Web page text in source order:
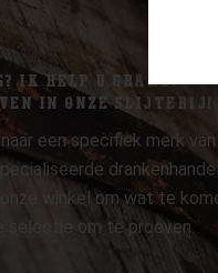
IK HELP U GRAAG.
IN ONZE SLIJTERIJ!
een specifiek merk
winkel om wat te
selectie om te proeven.